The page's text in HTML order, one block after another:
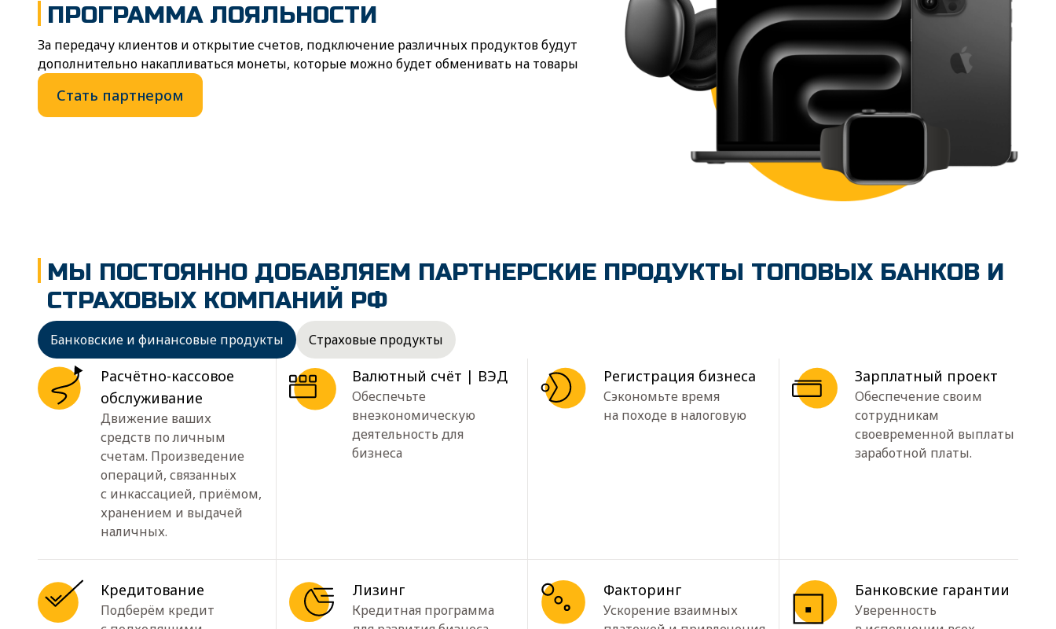
ПРОГРАММА ЛОЯЛЬНОСТИ
За передачу клиентов и открытие счетов, подключение различных продуктов будут
дополнительно накапливаться монеты, которые можно будет обменивать на товары
Стать партнером
МЫ ПОСТОЯННО ДОБАВЛЯЕМ ПАРТНЕРСКИЕ ПРОДУКТЫ ТОПОВЫХ БАНКОВ И
СТРАХОВЫХ КОМПАНИЙ РФ
Банковские и финансовые продукты Страховые продукты
Расчётно-кассовое
обслуживание
Движение ваших
средств по личным
счетам. Произведение
операций, связанных
с инкассацией, приёмом,
хранением и выдачей
наличных.
Валютный счёт | ВЭД
Обеспечьте
внеэкономическую
деятельность для
бизнеса
Регистрация бизнеса
Сэкономьте время
на походе в налоговую
Зарплатный проект
Обеспечение своим
сотрудникам
своевременной выплаты
заработной платы.
Кредитование
Подберём кредит
Лизинг
Кредитная программа
Факторинг
Ускорение взаимных
Банковские гарантии
Уверенность